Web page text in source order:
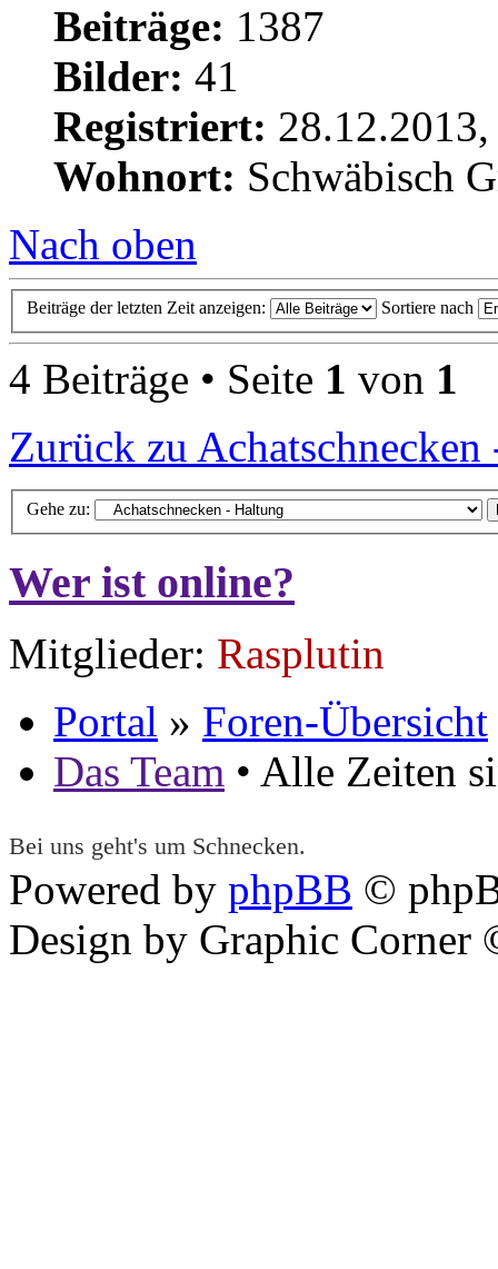
Beiträge: 1387
Bilder: 41
Registriert:
Wohnort: Schwäbisch
Nach oben
Beiträge der letzten Zeit anzeigen: Sortiere nach
4 Beiträge • Seite 1 von 1
Zurück zu
Gehe zu:
Wer ist online?
Mitglieder: Rasplutin
Portal » Foren-Übersicht
Das Team • Alle Zeiten
Bei uns geht's um Schnecken.
Powered by phpBB ©
Design by Graphic Corner